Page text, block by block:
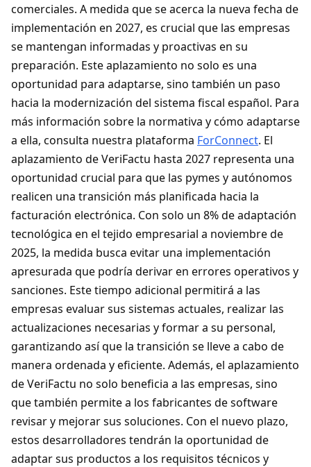
comerciales. A medida que se acerca la nueva fecha de
implementación en 2027, es crucial que las empresas
se mantengan informadas y proactivas en su
preparación. Este aplazamiento no solo es una
oportunidad para adaptarse, sino también un paso
hacia la modernización del sistema fiscal español. Para
más información sobre la normativa y cómo adaptarse
a ella, consulta nuestra plataforma ForConnect. El
aplazamiento de VeriFactu hasta 2027 representa una
oportunidad crucial para que las pymes y autónomos
realicen una transición más planificada hacia la
facturación electrónica. Con solo un 8% de adaptación
tecnológica en el tejido empresarial a noviembre de
2025, la medida busca evitar una implementación
apresurada que podría derivar en errores operativos y
sanciones. Este tiempo adicional permitirá a las
empresas evaluar sus sistemas actuales, realizar las
actualizaciones necesarias y formar a su personal,
garantizando así que la transición se lleve a cabo de
manera ordenada y eficiente. Además, el aplazamiento
de VeriFactu no solo beneficia a las empresas, sino
que también permite a los fabricantes de software
revisar y mejorar sus soluciones. Con el nuevo plazo,
estos desarrolladores tendrán la oportunidad de
adaptar sus productos a los requisitos técnicos y